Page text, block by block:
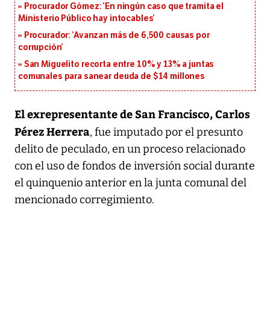
Procurador Gómez: ‘En ningún caso que tramita el
Ministerio Público hay intocables’
Procurador: ‘Avanzan más de 6,500 causas por
corrupción’
San Miguelito recorta entre 10% y 13% a juntas
comunales para sanear deuda de $14 millones
El exrepresentante de San Francisco, Carlos
Pérez Herrera, fue imputado por el presunto
delito de peculado, en un proceso relacionado
con el uso de fondos de inversión social durante
el quinquenio anterior en la junta comunal del
mencionado corregimiento.